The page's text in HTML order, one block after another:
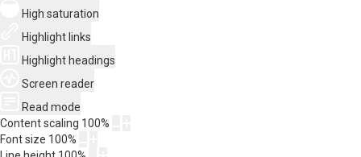
High saturation
Highlight links
Highlight headings
Screen reader
Read mode
Content scaling 100%
Font size 100%